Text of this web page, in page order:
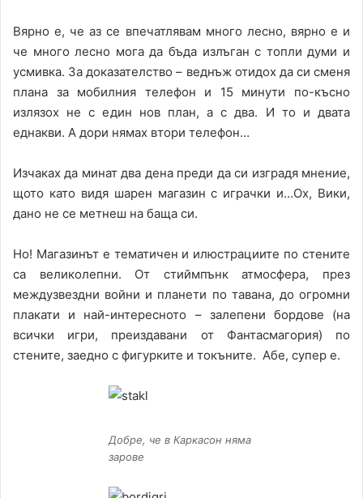
Вярно е, че аз се впечатлявам много лесно, вярно е и
че много лесно мога да бъда излъган с топли думи и
усмивка. За доказателство – веднъж отидох да си сменя
плана за мобилния телефон и 15 минути по-късно
излязох не с един нов план, а с два. И то и двата
еднакви. А дори нямах втори телефон…
Изчаках да минат два дена преди да си изградя мнение,
щото като видя шарен магазин с играчки и…Ох, Вики,
дано не се метнеш на баща си.
Но! Магазинът е тематичен и илюстрациите по стените
са великолепни. От стиймпънк атмосфера, през
междузвездни войни и планети по тавана, до огромни
плакати и най-интересното – залепени бордове (на
всички игри, преиздавани от Фантасмагория) по
стените, заедно с фигурките и токъните. Абе, супер е.
Добре, че в Каркасон няма
зарове